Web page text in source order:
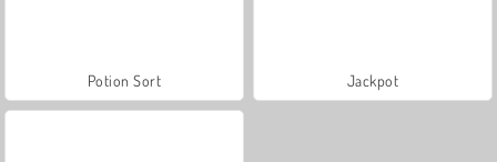
Potion Sort Jackpot